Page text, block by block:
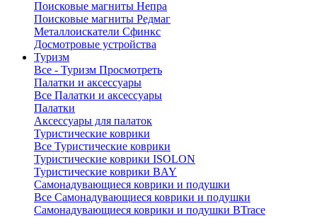
Поисковые магниты Непра
Поисковые магниты Редмаг
Металлоискатели Сфинкс
Досмотровые устройства
Туризм
Все - Туризм Просмотреть
Палатки и аксессуары
Все Палатки и аксессуары
Палатки
Аксессуары для палаток
Туристические коврики
Все Туристические коврики
Туристические коврики ISOLON
Туристические коврики BAY
Самонадувающиеся коврики и подушки
Все Самонадувающиеся коврики и подушки
Самонадувающиеся коврики и подушки BTrace